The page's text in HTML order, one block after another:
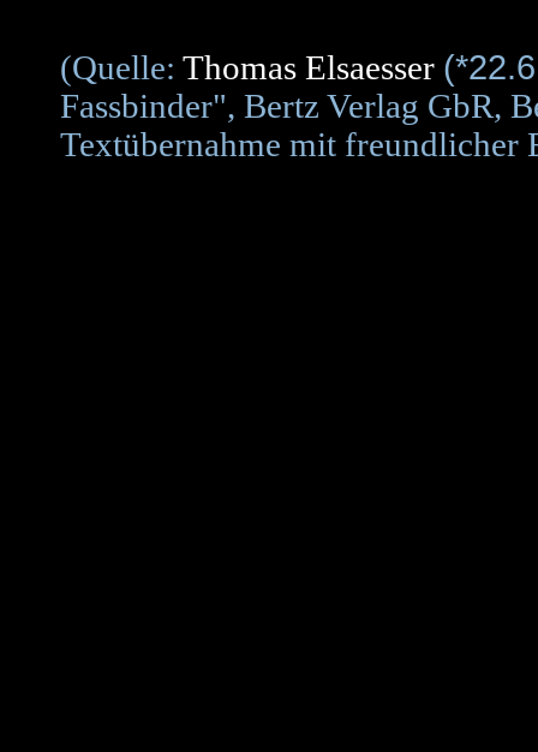
(Quelle: Thomas Elsaesser
Fassbinder", Bertz Verlag GbR,
Textübernahme mit freundlicher